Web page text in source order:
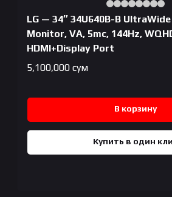
LG — 34″ 34U640B-B
Monitor, VA, 5mc, 144Hz,
HDMI+Display Port
5,100,000 сум
В корзину
Купить в один